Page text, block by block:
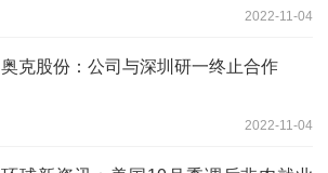
2022-11-04
奥克股份：公司与深圳研一终止合作
2022-11-04